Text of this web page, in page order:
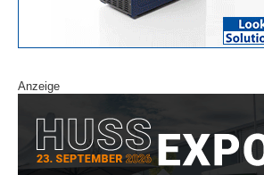
Anzeige